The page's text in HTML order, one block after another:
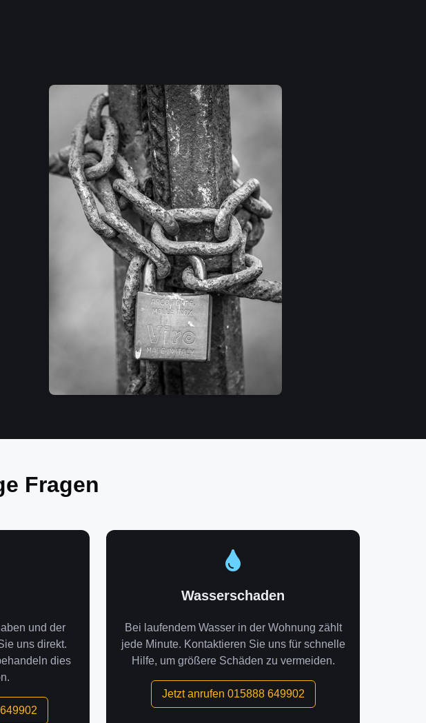
Fragen
und der
uns direkt.
dies
Wasserschaden
Bei laufendem Wasser in der Wohnung zählt
jede Minute. Kontaktieren Sie uns für schnelle
Hilfe, um größere Schäden zu vermeiden.
Jetzt anrufen 015888 649902